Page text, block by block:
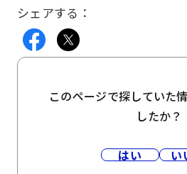
シェアする：
このページで探していた
したか？
はい い